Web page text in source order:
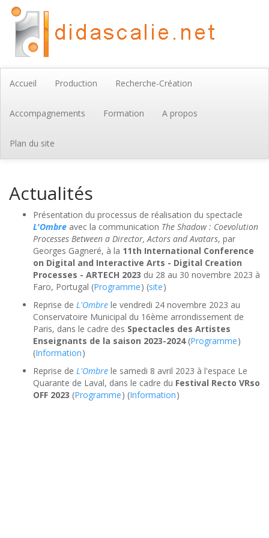
Accueil Production Recherche-Création
Accompagnements Formation A propos
Plan du site
Actualités
Présentation du processus de réalisation du spectacle
L'Ombre avec la communication The Shadow : Coevolution
Processes Between a Director, Actors and Avatars, par
Georges Gagneré, à la 11th International Conference
on Digital and Interactive Arts - Digital Creation
Processes - ARTECH 2023 du 28 au 30 novembre 2023 à
Faro, Portugal (Programme) (site)
Reprise de L'Ombre le vendredi 24 novembre 2023 au
Conservatoire Municipal du 16ème arrondissement de
Paris, dans le cadre des Spectacles des Artistes
Enseignants de la saison 2023-2024(Programme)
(Information)
Reprise de L'Ombre le samedi 8 avril 2023 à l'espace Le
Quarante de Laval, dans le cadre du Festival Recto VRso
OFF 2023 (Programme) (Information)